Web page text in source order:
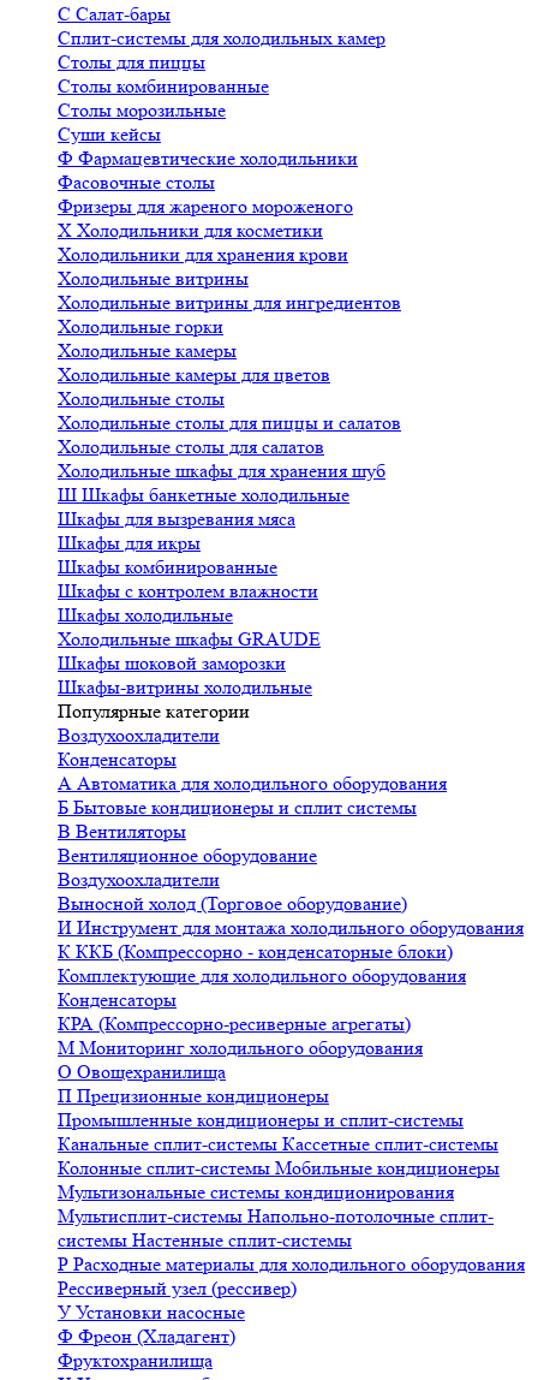
С Салат-бары
Сплит-системы для холодильных камер
Столы для пиццы
Столы комбинированные
Столы морозильные
Суши кейсы
Ф Фармацевтические холодильники
Фасовочные столы
Фризеры для жареного мороженого
Х Холодильники для косметики
Холодильники для хранения крови
Холодильные витрины
Холодильные витрины для ингредиентов
Холодильные горки
Холодильные камеры
Холодильные камеры для цветов
Холодильные столы
Холодильные столы для пиццы и салатов
Холодильные столы для салатов
Холодильные шкафы для хранения шуб
Ш Шкафы банкетные холодильные
Шкафы для вызревания мяса
Шкафы для икры
Шкафы комбинированные
Шкафы с контролем влажности
Шкафы холодильные
Холодильные шкафы GRAUDE
Шкафы шоковой заморозки
Шкафы-витрины холодильные
Популярные категории
Воздухоохладители
Конденсаторы
А Автоматика для холодильного оборудования
Б Бытовые кондиционеры и сплит системы
В Вентиляторы
Вентиляционное оборудование
Воздухоохладители
Выносной холод (Торговое оборудование)
И Инструмент для монтажа холодильного оборудования
К ККБ (Компрессорно - конденсаторные блоки)
Комплектующие для холодильного оборудования
Конденсаторы
КРА (Компрессорно-ресиверные агрегаты)
М Мониторинг холодильного оборудования
О Овощехранилища
П Прецизионные кондиционеры
Промышленные кондиционеры и сплит-системы
Канальные сплит-системы Кассетные сплит-системы
Колонные сплит-системы Мобильные кондиционеры
Мультизональные системы кондиционирования
Мультисплит-системы Напольно-потолочные сплит-
системы Настенные сплит-системы
Р Расходные материалы для холодильного оборудования
Рессиверный узел (рессивер)
У Установки насосные
Ф Фреон (Хладагент)
Фруктохранилища